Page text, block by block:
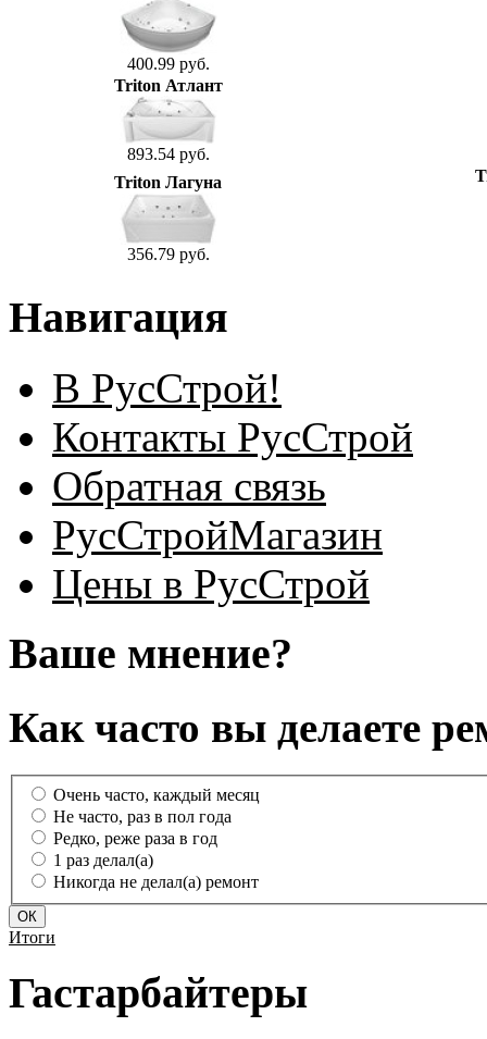
400.99 руб.
Triton Атлант
893.54 руб.
Triton Лагуна
356.79 руб.
Навигация
В РусСтрой!
Контакты РусСтрой
Обратная связь
РусСтройМагазин
Цены в РусСтрой
Ваше мнение?
Как часто вы делаете
Очень часто, каждый месяц
Не часто, раз в пол года
Редко, реже раза в год
1 раз делал(а)
Никогда не делал(а) ремонт
Итоги
Гастарбайтеры